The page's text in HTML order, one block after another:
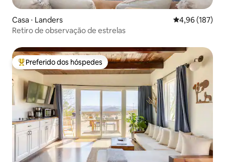
Casa ⋅ Landers 4,96 de uma
4,96 (187)
Retiro de observação de estrelas
Entre os melhores preferidos dos hóspedes
Preferido dos hóspedes